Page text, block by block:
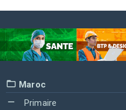
Maroc
Primaire